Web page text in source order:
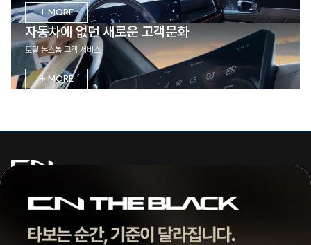
+ MORE
자동차에 없던 새로운 고객문화
토탈 논스톱 고객 서비스
+ MORE
주식회사 씨엔모터스
대표 | 조종현